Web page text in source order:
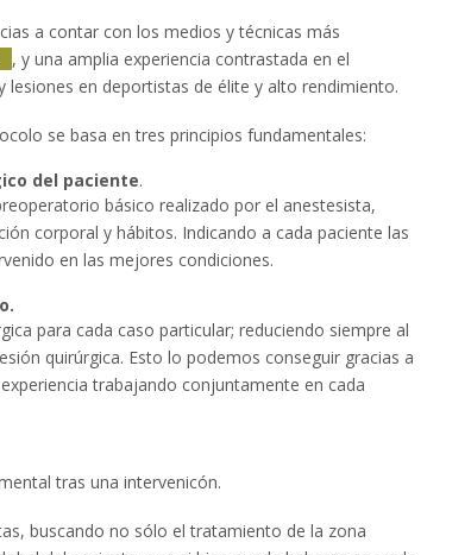
a contar con los medios y técnicas más
, y una amplia experiencia contrastada en el
en deportistas de élite y alto rendimiento.
se basa en tres principios fundamentales:
del paciente.
básico realizado por el anestesista,
corporal y hábitos. Indicando a cada paciente las
en las mejores condiciones.
para cada caso particular; reduciendo siempre al
quirúrgica. Esto lo podemos conseguir gracias a
trabajando conjuntamente en cada
tras una intervenicón.
buscando no sólo el tratamiento de la zona